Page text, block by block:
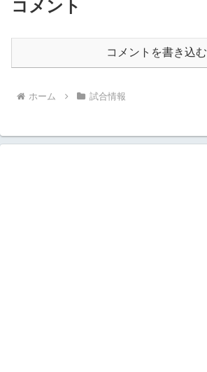
コメント
コメントを書き込む
ホーム 試合情報